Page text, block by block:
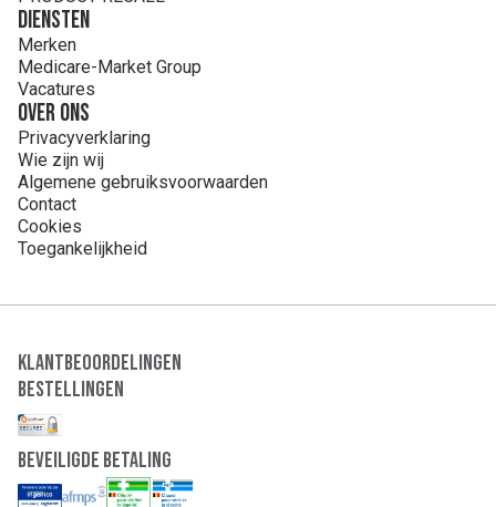
Diensten
Merken
Medicare-Market Group
Vacatures
Over ons
Privacyverklaring
Wie zijn wij
Algemene gebruiksvoorwaarden
Contact
Cookies
Toegankelijkheid
Klantbeoordelingen
Bestellingen
Beveiligde Betaling